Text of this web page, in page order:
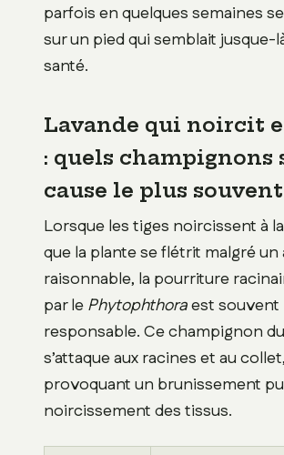
parfois en quelques semaines
sur un pied qui semblait jusque-
santé.
Lavande qui noircit
: quels champignons
cause le plus souvent
Lorsque les tiges noircissent à
que la plante se flétrit malgré un
raisonnable, la pourriture
par lePhytophthoraest souvent
responsable. Ce champignon
s’attaque aux racines et au collet,
provoquant un brunissement
noircissement des tissus.